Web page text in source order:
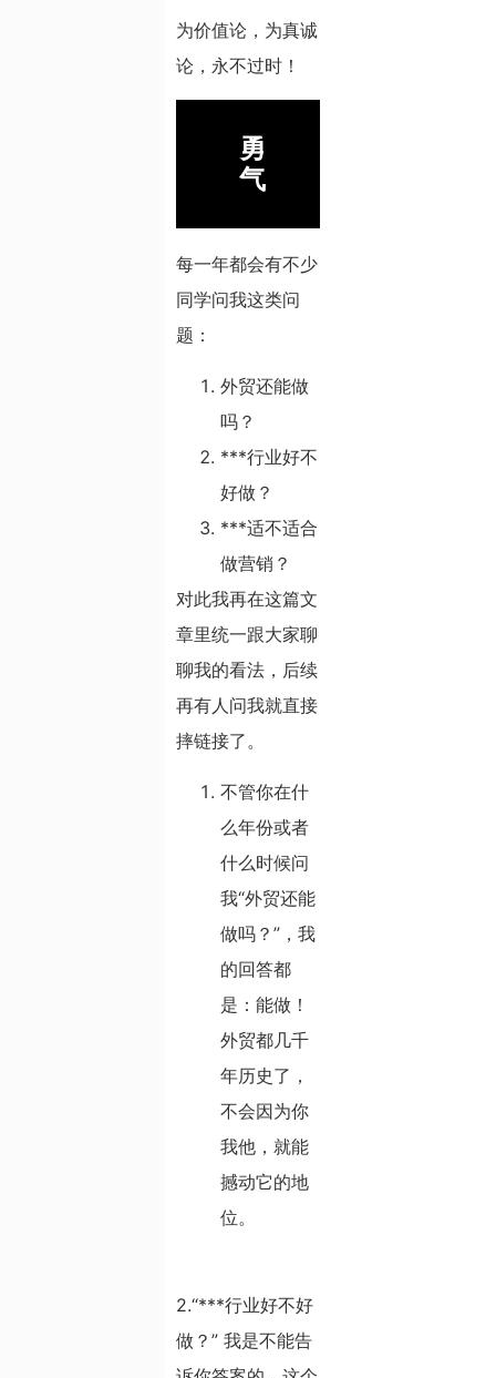
为价值论，为真诚
论，永不过时！
勇
气
每一年都会有不少
同学问我这类问
题：
外贸还能做
吗？
***行业好不
好做？
***适不适合
做营销？
对此我再在这篇文
章里统一跟大家聊
聊我的看法，后续
再有人问我就直接
摔链接了。
不管你在什
么年份或者
什么时候问
我“外贸还能
做吗？”，我
的回答都
是：能做！
外贸都几千
年历史了，
不会因为你
我他，就能
撼动它的地
位。
2.“***行业好不好
做？” 我是不能告